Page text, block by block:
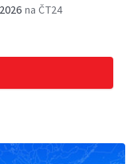
na ČT24